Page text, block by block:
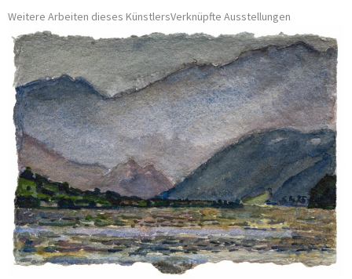
Weitere Arbeiten dieses KünstlersVerknüpfte Ausstellungen